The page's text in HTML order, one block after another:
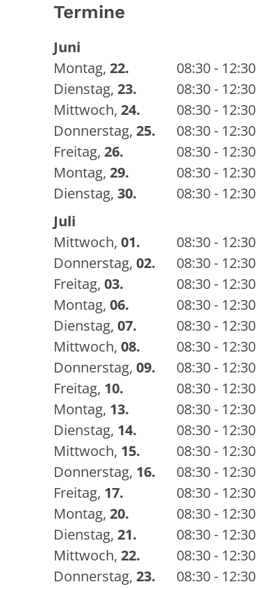
Termine
Juni
Montag, 22.
08:30 - 12:30
Dienstag, 23.
08:30 - 12:30
Mittwoch, 24.
08:30 - 12:30
Donnerstag, 25.
08:30 - 12:30
Freitag, 26.
08:30 - 12:30
Montag, 29.
08:30 - 12:30
Dienstag, 30.
08:30 - 12:30
Juli
Mittwoch, 01.
08:30 - 12:30
Donnerstag, 02.
08:30 - 12:30
Freitag, 03.
08:30 - 12:30
Montag, 06.
08:30 - 12:30
Dienstag, 07.
08:30 - 12:30
Mittwoch, 08.
08:30 - 12:30
Donnerstag, 09.
08:30 - 12:30
Freitag, 10.
08:30 - 12:30
Montag, 13.
08:30 - 12:30
Dienstag, 14.
08:30 - 12:30
Mittwoch, 15.
08:30 - 12:30
Donnerstag, 16.
08:30 - 12:30
Freitag, 17.
08:30 - 12:30
Montag, 20.
08:30 - 12:30
Dienstag, 21.
08:30 - 12:30
Mittwoch, 22.
08:30 - 12:30
Donnerstag, 23.
08:30 - 12:30